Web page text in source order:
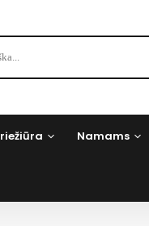
Namams